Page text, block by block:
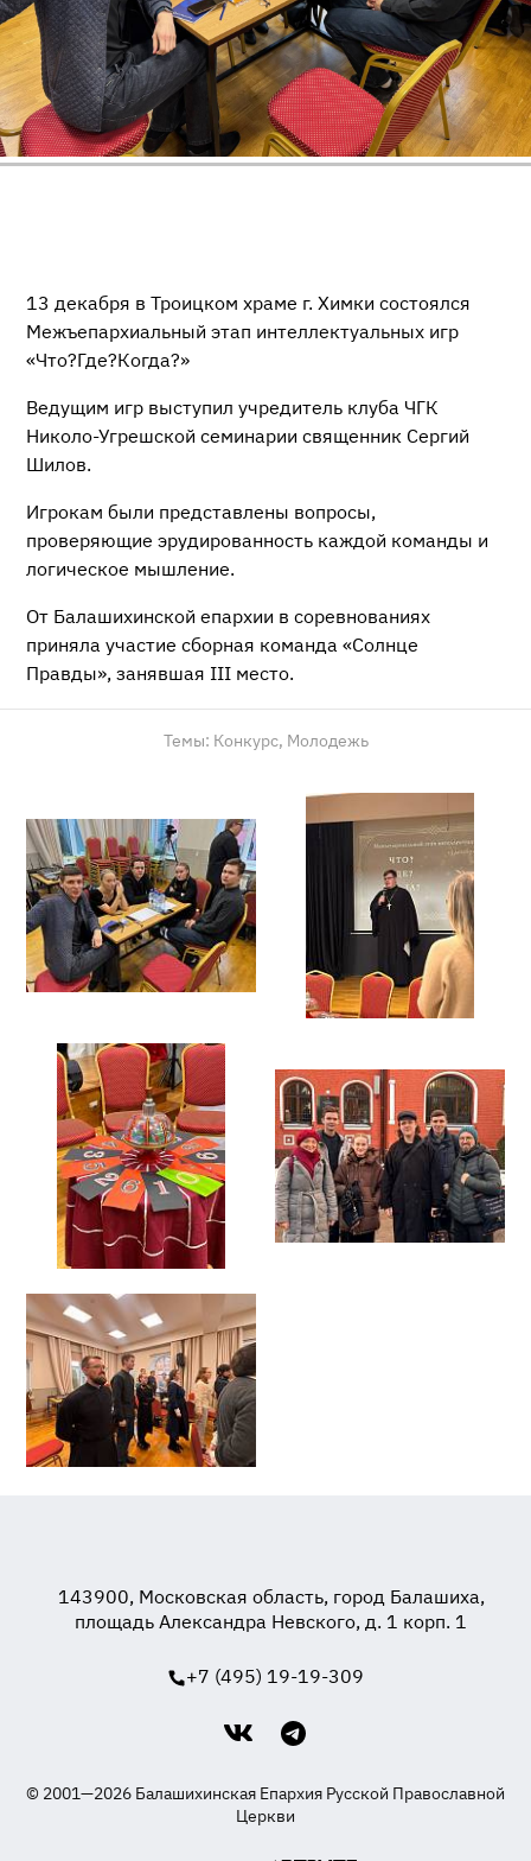
13 декабря в Троицком храме г. Химки состоялся
Межъепархиальный этап интеллектуальных игр
«Что?Где?Когда?»
Ведущим игр выступил учредитель клуба ЧГК
Николо-Угрешской семинарии священник Сергий
Шилов.
Игрокам были представлены вопросы,
проверяющие эрудированность каждой команды и
логическое мышление.
От Балашихинской епархии в соревнованиях
приняла участие сборная команда «Солнце
Правды», занявшая III место.
Темы: Конкурс, Молодежь
143900, Московская область, город Балашиха,
площадь Александра Невского, д. 1 корп. 1
+7 (495) 19-19-309
© 2001—2026 Балашихинская Епархия Русской Православной
Церкви